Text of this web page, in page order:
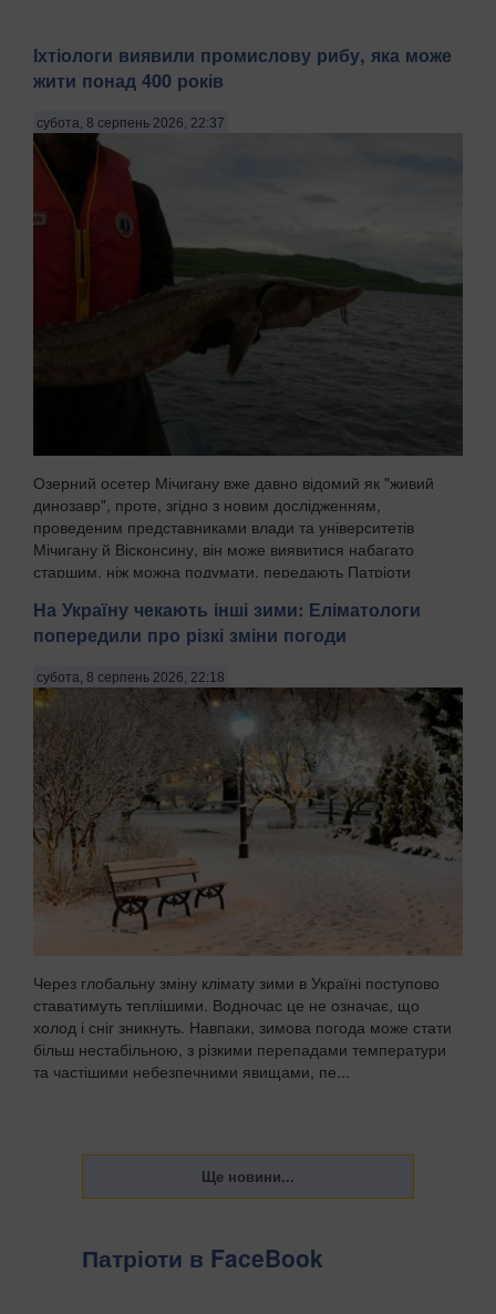
Іхтіологи виявили промислову рибу, яка може
жити понад 400 років
субота, 8 серпень 2026, 22:37
Озерний осетер Мічигану вже давно відомий як "живий
динозавр", проте, згідно з новим дослідженням,
проведеним представниками влади та університетів
Мічигану й Вісконсину, він може виявитися набагато
старшим, ніж можна подумати, передають Патріоти
На Україну чекають інші зими: Еліматологи
попередили про різкі зміни погоди
субота, 8 серпень 2026, 22:18
Через глобальну зміну клімату зими в Україні поступово
ставатимуть теплішими. Водночас це не означає, що
холод і сніг зникнуть. Навпаки, зимова погода може стати
більш нестабільною, з різкими перепадами температури
та частішими небезпечними явищами, пе...
Патріоти в FaceBook